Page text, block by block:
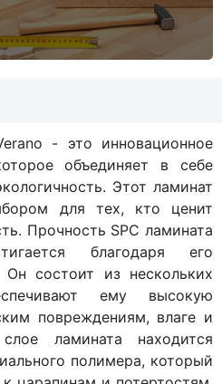
- это инновационное
объединяет в себе
Этот ламинат
для тех, кто ценит
Прочность SPC ламината
благодаря его
Он состоит из нескольких
ему высокую
повреждениям, влаге и
ламината находится
полимера, который